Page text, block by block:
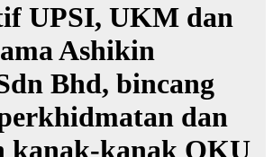
UPSI, UKM dan
Ashikin
Bhd, bincang
dan
kanak-kanak OKU